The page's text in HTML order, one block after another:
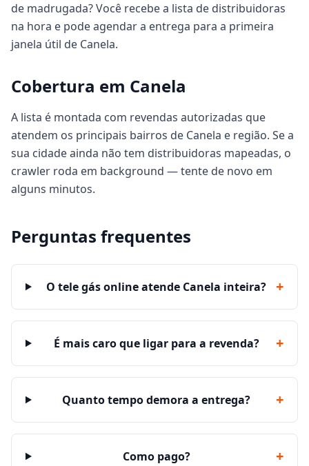
de madrugada? Você recebe a lista de distribuidoras
na hora e pode agendar a entrega para a primeira
janela útil de Canela.
Cobertura em Canela
A lista é montada com revendas autorizadas que
atendem os principais bairros de Canela e região. Se a
sua cidade ainda não tem distribuidoras mapeadas, o
crawler roda em background — tente de novo em
alguns minutos.
Perguntas frequentes
O tele gás online atende Canela inteira? +
É mais caro que ligar para a revenda? +
Quanto tempo demora a entrega? +
Como pago? +